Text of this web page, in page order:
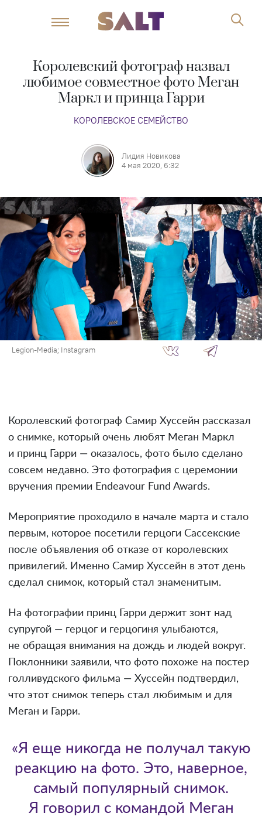
Королевский фотограф назвал
любимое совместное фото Меган
Маркл и принца Гарри
КОРОЛЕВСКОЕ СЕМЕЙСТВО
Лидия Новикова
4 мая 2020, 6:32
Legion-Media; Instagram
Королевский фотограф Самир Хуссейн рассказал
о снимке, который очень любят Меган Маркл
и принц Гарри — оказалось, фото было сделано
совсем недавно. Это фотография с церемонии
вручения премии Endeavour Fund Awards.
Мероприятие проходило в начале марта и стало
первым, которое посетили герцоги Сассекские
после объявления об отказе от королевских
привилегий. Именно Самир Хуссейн в этот день
сделал снимок, который стал знаменитым.
На фотографии принц Гарри держит зонт над
супругой — герцог и герцогиня улыбаются,
не обращая внимания на дождь и людей вокруг.
Поклонники заявили, что фото похоже на постер
голливудского фильма — Хуссейн подтвердил,
что этот снимок теперь стал любимым и для
Меган и Гарри.
«Я еще никогда не получал такую
реакцию на фото. Это, наверное,
самый популярный снимок.
Я говорил с командой Меган